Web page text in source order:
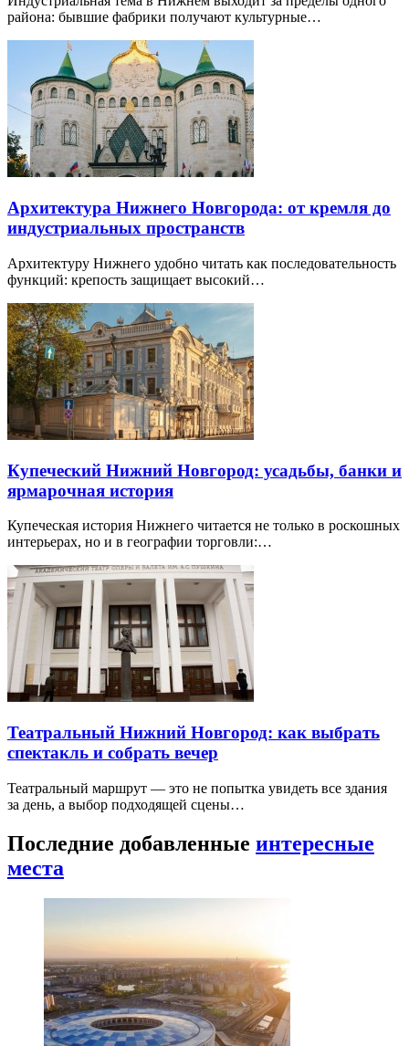
района: бывшие фабрики получают культурные…
Архитектура Нижнего Новгорода: от кремля до
индустриальных пространств
Архитектуру Нижнего удобно читать как последовательность
функций: крепость защищает высокий…
Купеческий Нижний Новгород: усадьбы, банки и
ярмарочная история
Купеческая история Нижнего читается не только в роскошных
интерьерах, но и в географии торговли:…
Театральный Нижний Новгород: как выбрать
спектакль и собрать вечер
Театральный маршрут — это не попытка увидеть все здания
за день, а выбор подходящей сцены…
Последние добавленные интересные
места